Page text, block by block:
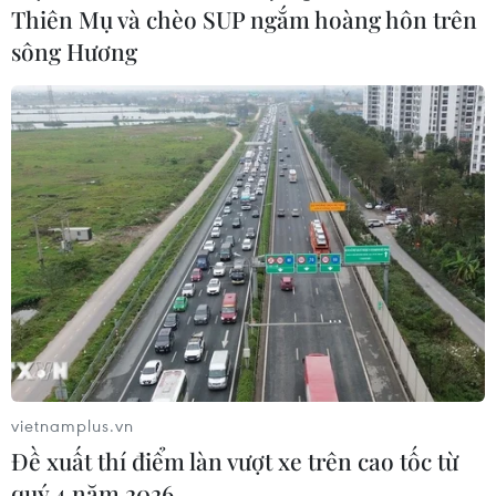
Động lực mới cho hợp tác thương
mại Việt Nam-Australia
08/08/2026 12:20
Mỹ chi hơn 2 tỷ USD thúc đẩy ngành
pin và khoáng sản nội địa
08/08/2026 08:16
Chủ sân Azteca lỗ hơn 47 triệu USD vì
World Cup 2026
08/08/2026 06:43
Thiên Mụ và chèo SUP ngắm hoàng hôn trên
sông Hương
vietnamplus.vn
Đề xuất thí điểm làn vượt xe trên cao tốc từ